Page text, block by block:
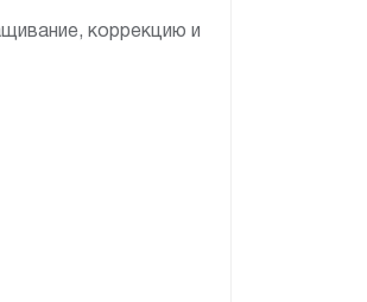
коррекцию и